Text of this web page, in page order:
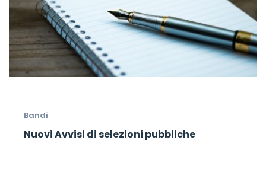
Bandi
Nuovi Avvisi di selezioni pubbliche